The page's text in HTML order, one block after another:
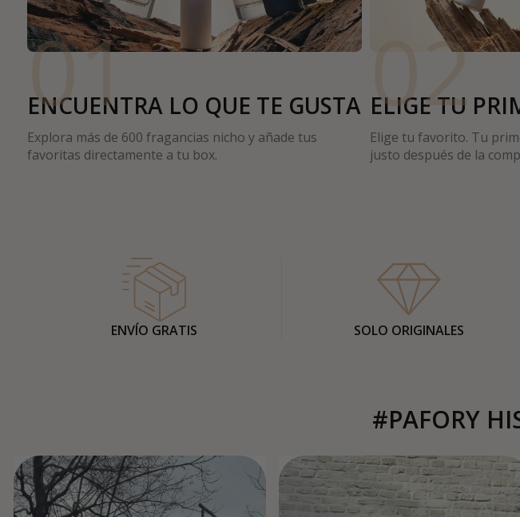
01
ENCUENTRA LO QUE TE GUSTA
Explora más de 600 fragancias nicho y añade tus
favoritas directamente a tu box.
02
ELIGE TU
Elige tu favorito. Tu
justo después de la
ENVÍO GRATIS SOLO ORIGINALES
#PAFORY